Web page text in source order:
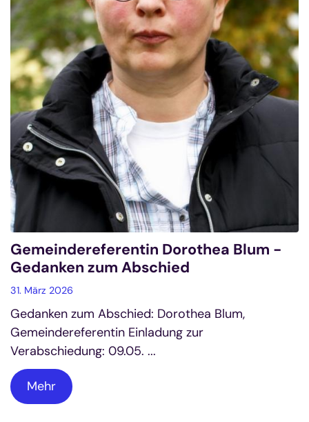
Gemeindereferentin Dorothea Blum -
Gedanken zum Abschied
31. März 2026
Gedanken zum Abschied: Dorothea Blum,
Gemeindereferentin Einladung zur
Verabschiedung: 09.05. ...
Mehr